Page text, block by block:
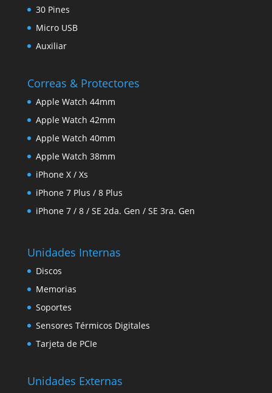
30 Pines
Micro USB
Auxiliar
Correas & Protectores
Apple Watch 44mm
Apple Watch 42mm
Apple Watch 40mm
Apple Watch 38mm
iPhone X / Xs
iPhone 7 Plus / 8 Plus
iPhone 7 / 8 / SE 2da. Gen / SE 3ra. Gen
Unidades Internas
Discos
Memorias
Soportes
Sensores Térmicos Digitales
Tarjeta de PCIe
Unidades Externas